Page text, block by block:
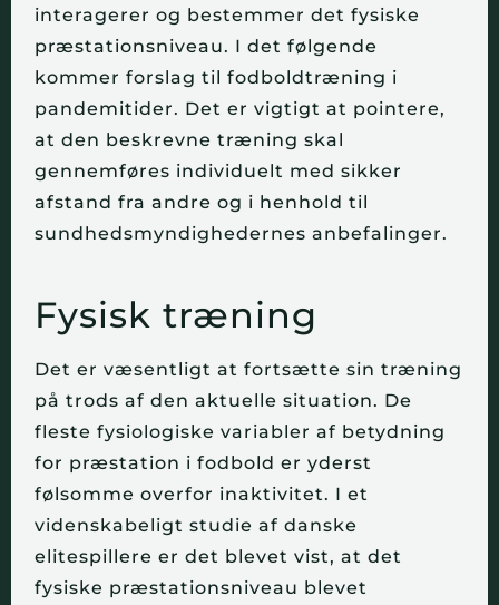
interagerer og bestemmer det fysiske
præstationsniveau. I det følgende
kommer forslag til fodboldtræning i
pandemitider. Det er vigtigt at pointere,
at den beskrevne træning skal
gennemføres individuelt med sikker
afstand fra andre og i henhold til
sundhedsmyndighedernes anbefalinger.
Fysisk træning
Det er væsentligt at fortsætte sin træning
på trods af den aktuelle situation. De
fleste fysiologiske variabler af betydning
for præstation i fodbold er yderst
følsomme overfor inaktivitet. I et
videnskabeligt studie af danske
elitespillere er det blevet vist, at det
fysiske præstationsniveau blevet